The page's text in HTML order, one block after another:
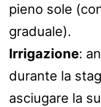
pieno sole
graduale).
Irrigazione:
durante la
asciugare la